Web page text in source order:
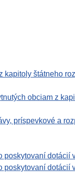
kapitoly štátneho
obciam z
príspevkové a
dotácií
dotácií